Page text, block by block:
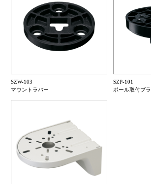
SZW-103
マウントラバー
SZP-101
ポール取付ブ